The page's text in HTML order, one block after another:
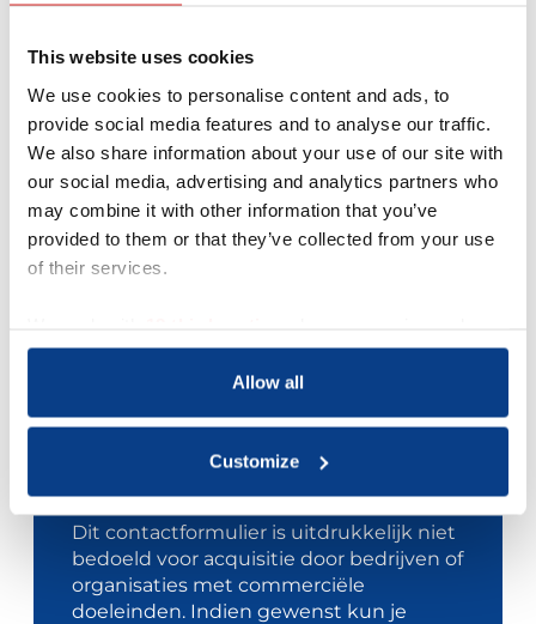
This website uses cookies
We use cookies to personalise content and ads, to
provide social media features and to analyse our traffic.
We also share information about your use of our site with
our social media, advertising and analytics partners who
may combine it with other information that you’ve
provided to them or that they’ve collected from your use
of their services.
process your information.
Allow all
Customize
Je bericht *
Acquisitie wordt niet op
Dit contactformulier is uitdrukkelijk niet
bedoeld voor acquisitie door bedrijven of
organisaties met commerciële
doeleinden. Indien gewenst kun je